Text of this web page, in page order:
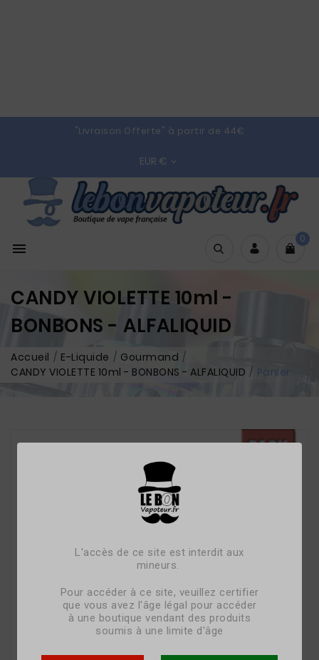
L'accès de ce site est interdit aux
mineurs.
Pour accéder à ce site, veuillez certifier
que vous avez l'âge légal pour accéder
à une boutique vendant des produits
soumis à une limite d'âge
"Livraison Offerte" à partir de 44€
EUR € 

0
CANDY VIOLETTE 10ml -
BONBONS - ALFALIQUID
Accueil E-Liquide
Gourmand
CANDY VIOLETTE 10ml - BONBONS - ALFALIQUID
Panier